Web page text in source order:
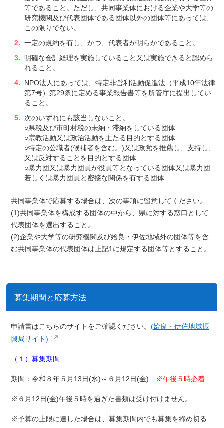
等であること。ただし、共同事業体における企業や大学等の
研究機関及び代表団体である団体以外の団体等にあっては、
この限りでない。
一定の規約を有し、かつ、代表者が明らかであること。
明確な会計経理を実施していること又は実施できると認めら
れること。
NPO法人にあっては、特定非営利活動促進法（平成10年法律
第7号）第29条に定める事業報告書等を所管庁に提出してい
ること。
次のいずれにも該当しないこと。
○県税及び市町村税の未納・滞納をしている団体
○宗教活動又は政治活動を主たる目的とする団体
○特定の公職者(候補者を含む。)又は政党を推薦し、支持し、
又は反対することを目的とする団体
○暴力団又は暴力団員が役員等となっている団体又は暴力団
若しくは暴力団員と密接な関係を有する団体
共同事業体で応募する場合は、次の事項に留意してください。
(1)共同事業体を構成する団体の中から、県に対する窓口として
代表団体を選出すること。
(2)企業や大学等の研究機関及び姶良・伊佐地域外の団体等を含
む共同事業体の代表団体は上記1に規定する団体等とすること。
募集期間と応募方法
申請書はこちらのサイトをご確認ください。 (姶良・伊佐地域振
興局サイト)
（１）募集期間
期間：令和８年５月13日(水)～６月12日(金) ※午後５時必着
※６月12日(金)午後５時を過ぎた書類は受け付けません。
※予算の上限に達した場合は、募集期間内でも募集を締め切る